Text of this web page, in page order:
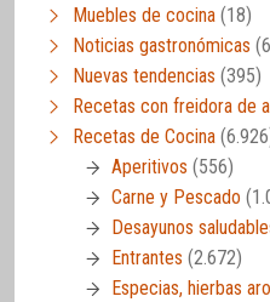
Muebles de cocina (18)
Noticias gastronómicas
Nuevas tendencias (395)
Recetas con freidora de
Recetas de Cocina
Aperitivos (556)
Carne y Pescado
Desayunos
Entrantes (2.672)
Especias, hierbas